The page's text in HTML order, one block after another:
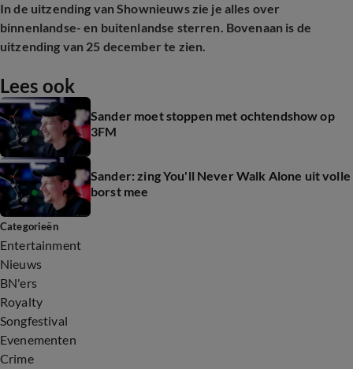
In de uitzending van Shownieuws zie je alles over
binnenlandse- en buitenlandse sterren. Bovenaan is de
uitzending van 25 december te zien.
Lees ook
Sander moet stoppen met ochtendshow op
3FM
Sander: zing You'll Never Walk Alone uit volle
borst mee
Categorieën
Entertainment
Nieuws
BN'ers
Royalty
Songfestival
Evenementen
Crime